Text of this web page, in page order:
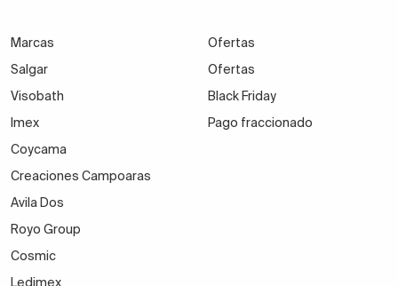
Marcas
Salgar
Visobath
Imex
Coycama
Creaciones Campoaras
Avila Dos
Royo Group
Cosmic
Ledimex
Ofertas
Ofertas
Black Friday
Pago fraccionado